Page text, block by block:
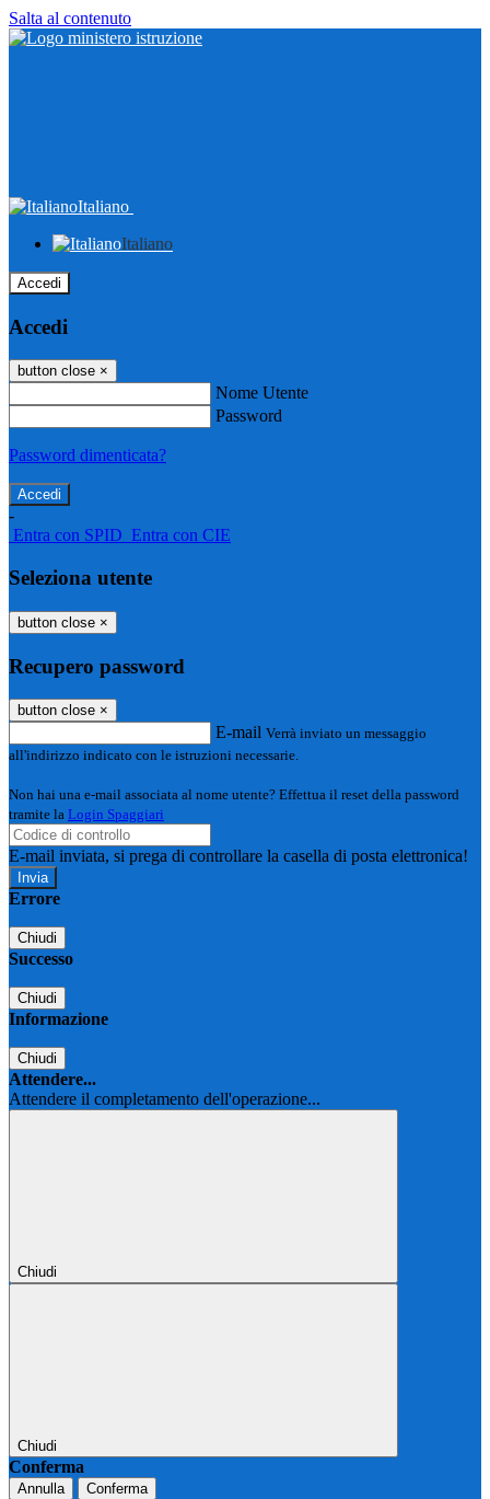
Salta al contenuto
Italiano
Italiano
Accedi
Accedi
button close ×
Nome Utente
Password
Password dimenticata?
-
Entra con SPID Entra con CIE
Seleziona utente
button close ×
Recupero password
button close ×
E-mail Verrà inviato un messaggio
all'indirizzo indicato con le istruzioni necessarie.
Non hai una e-mail associata al nome utente? Effettua il reset della password
tramite la Login Spaggiari
E-mail inviata, si prega di controllare la casella di posta elettronica!
Errore
Chiudi
Successo
Chiudi
Informazione
Chiudi
Attendere...
Attendere il completamento dell'operazione...
Chiudi
Chiudi
Conferma
Annulla Conferma